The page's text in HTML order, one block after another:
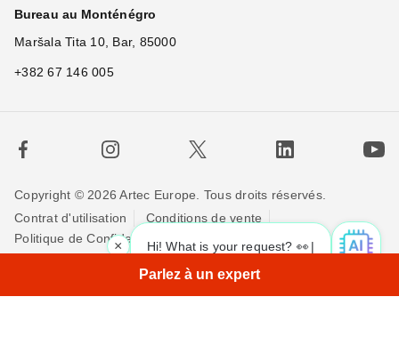
Hi! What is your request? 👀|
×
Bureau au Monténégro
Maršala Tita 10, Bar, 85000
+382 67 146 005
Copyright © 2026 Artec Europe. Tous droits réservés.
Contrat d'utilisation
Conditions de vente
Politique de Confidentialité
Politique pour les cookies
Parlez à un expert